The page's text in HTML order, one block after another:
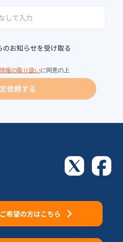
のお知らせを受け取る
報の取り扱いに同意の上
依頼する
希望の方はこちら